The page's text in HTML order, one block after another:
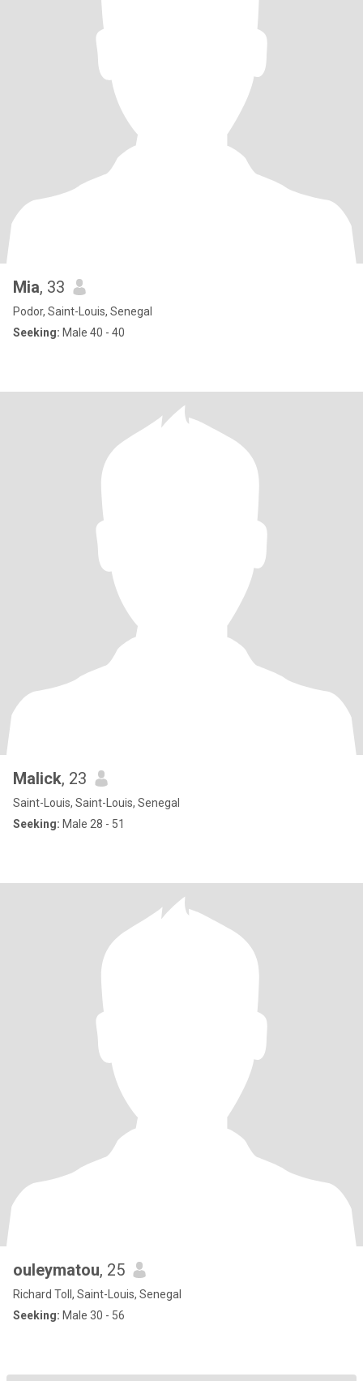
Mia, 33
Podor, Saint-Louis, Senegal
Seeking: Male 40 - 40
Malick, 23
Saint-Louis, Saint-Louis, Senegal
Seeking: Male 28 - 51
ouleymatou, 25
Richard Toll, Saint-Louis, Senegal
Seeking: Male 30 - 56